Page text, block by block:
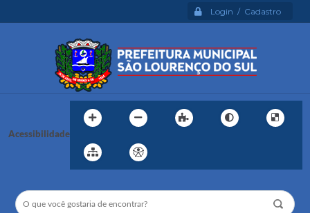
Login / Cadastro
Acessibilidade